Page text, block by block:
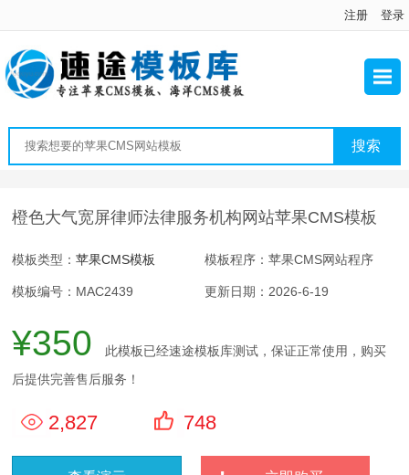
注册 登录
橙色大气宽屏律师法律服务机构网站苹果CMS模板
模板类型：苹果CMS模板 模板程序：苹果CMS网站程序
模板编号：MAC2439 更新日期：2026-6-19
¥350
此模板已经速途模板库测试，保证正常使用，购买
后提供完善售后服务！
2,827 748